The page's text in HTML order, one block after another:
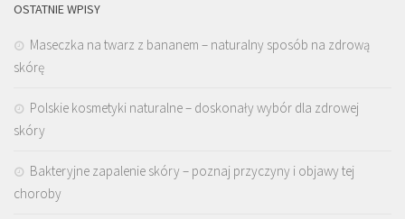
OSTATNIE WPISY
Maseczka na twarz z bananem – naturalny sposób na zdrową
skórę
Polskie kosmetyki naturalne – doskonały wybór dla zdrowej
skóry
Bakteryjne zapalenie skóry – poznaj przyczyny i objawy tej
choroby